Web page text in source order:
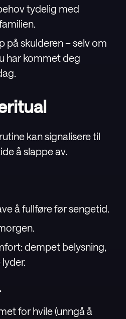
tydelig med
på skulderen – selv om
har kommet deg
kan signalisere til
å slappe av.
å fullføre før sengetid.
dempet belysning,
for hvile (unngå å